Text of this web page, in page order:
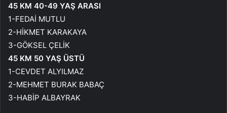
45 KM 40-49 YAŞ ARASI
1-FEDAİ MUTLU
2-HİKMET KARAKAYA
3-GÖKSEL ÇELİK
45 KM 50 YAŞ ÜSTÜ
1-CEVDET ALYILMAZ
2-MEHMET BURAK BABAÇ
3-HABİP ALBAYRAK